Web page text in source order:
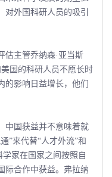
外国科研人员的吸引
主管乔纳森·亚当斯
美国的科研人员不愿长时
的影响日益增长，他们
国获益并不意味着就
”来代替“人才外流”和
学家在国家之间按照自
际合作中获益。弗拉纳